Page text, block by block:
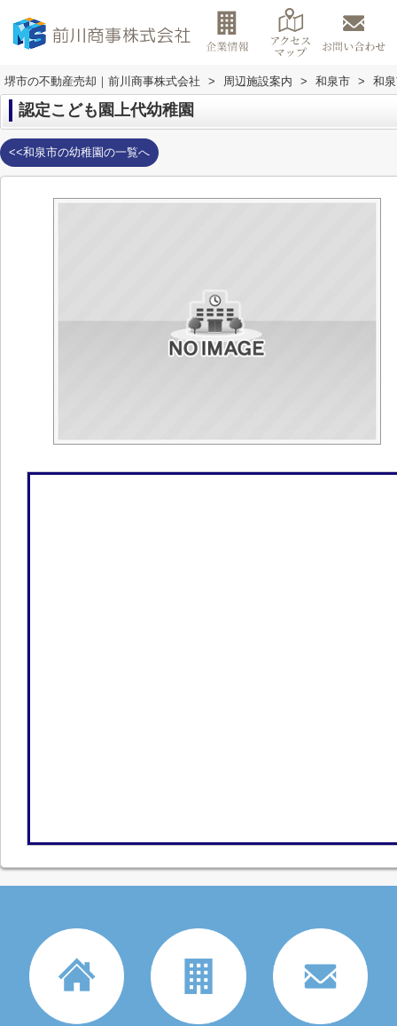
堺市の不動産売却｜前川商事株式会社 > 周辺施設案内 > 和泉市 > 和
認定こども園上代幼稚園
<<和泉市の幼稚園の一覧へ